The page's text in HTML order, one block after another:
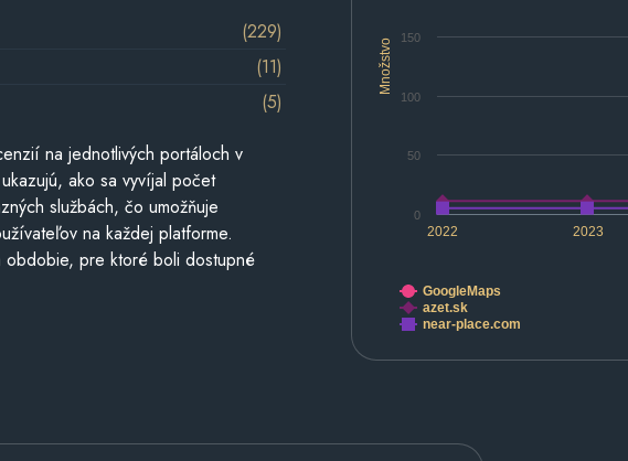
Množstvo
2022 2023
0
50
100
150
GoogleMaps
azet.sk
near-place.com
(229)
(11)
(5)
na jednotlivých portáloch v
ako sa vyvíjal počet
službách, čo umožňuje
na každej platforme.
obdobie, pre ktoré boli dostupné